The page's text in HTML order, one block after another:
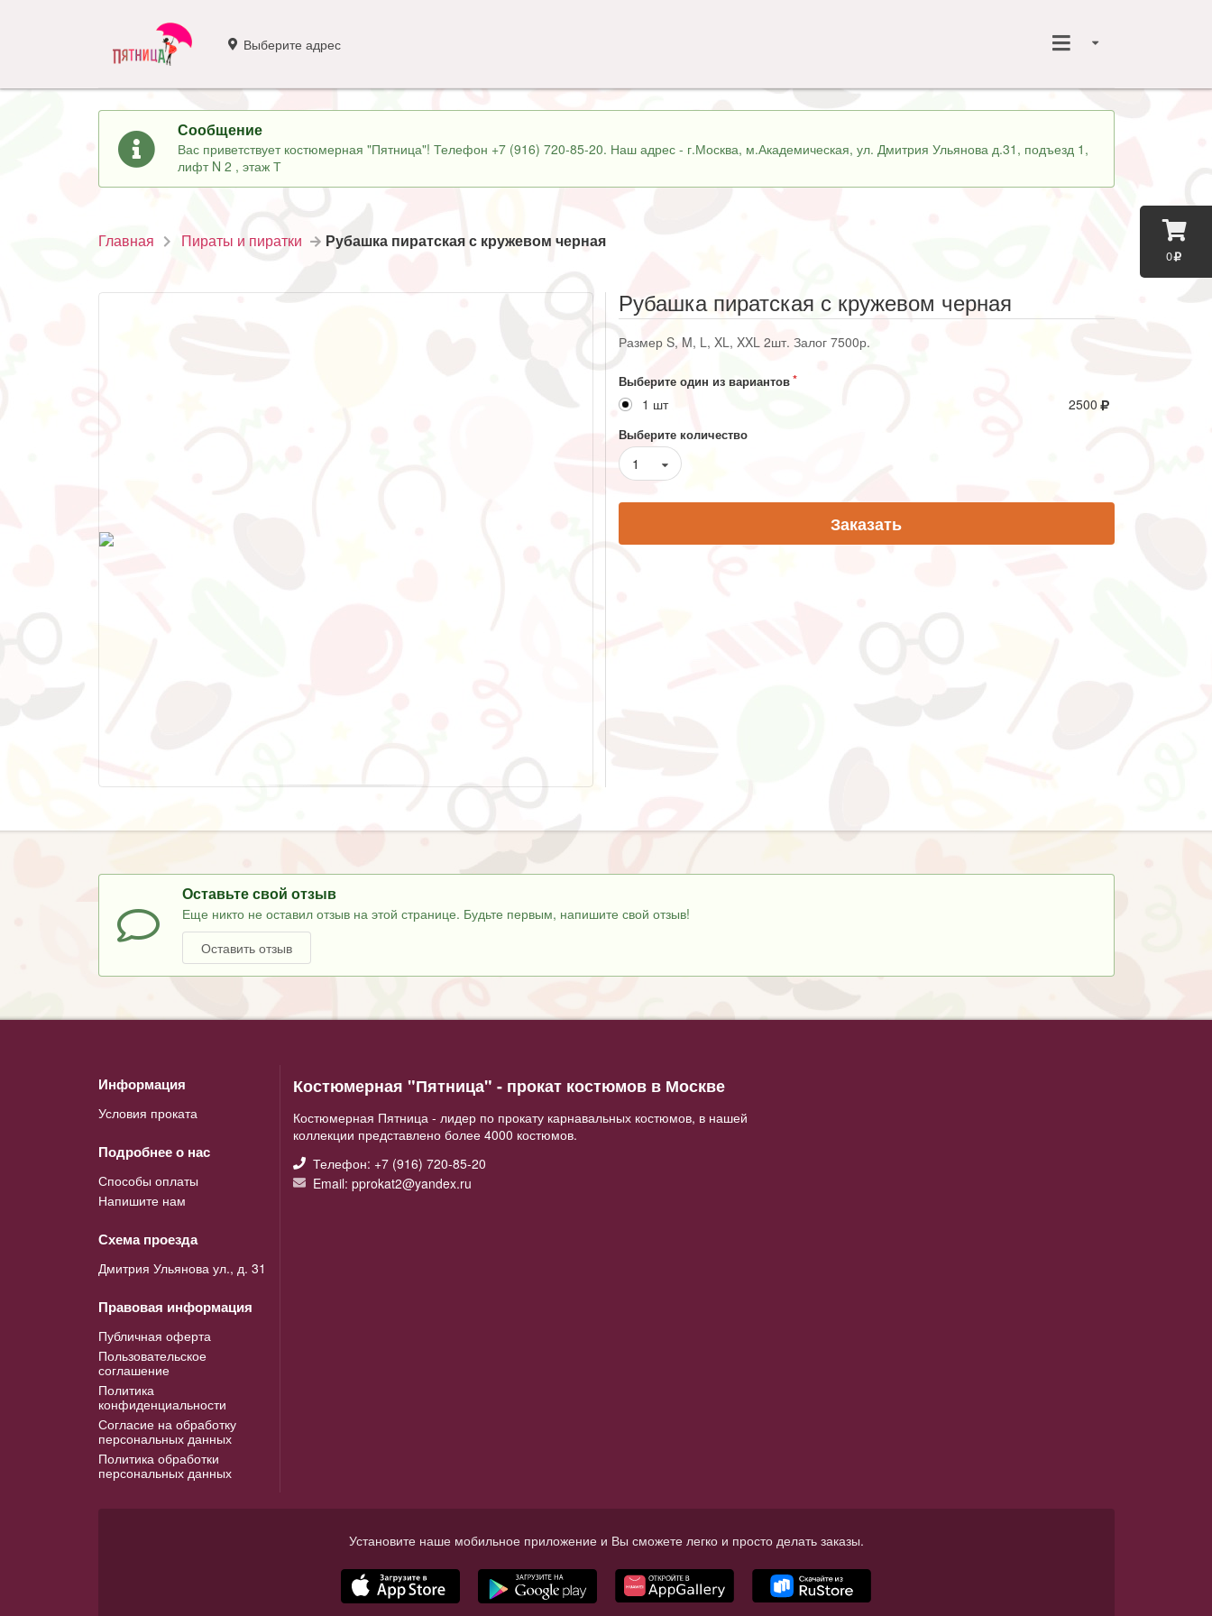
0
Выберите адрес
Сообщение
Вас приветствует костюмерная "Пятница"! Телефон +7 (916) 720-85-20. Наш адрес - г.Москва, м.Академическая, ул. Дмитрия Ульянова д.31, подъезд 1,
лифт N 2 , этаж Т
Главная Пираты и пиратки Рубашка пиратская с кружевом черная
Рубашка пиратская с кружевом черная
Размер S, M, L, XL, XXL 2шт. Залог 7500р.
Выберите один из вариантов
1 шт 2500
Выберите количество
1
Заказать
Оставьте свой отзыв
Еще никто не оставил отзыв на этой странице. Будьте первым, напишите свой отзыв!
Оставить отзыв
Информация
Условия проката
Подробнее о нас
Способы оплаты
Напишите нам
Схема проезда
Дмитрия Ульянова ул., д. 31
Правовая информация
Публичная оферта
Пользовательское
соглашение
Политика
конфиденциальности
Согласие на обработку
персональных данных
Политика обработки
персональных данных
Костюмерная "Пятница" - прокат костюмов в Москве
Костюмерная Пятница - лидер по прокату карнавальных костюмов, в нашей
коллекции представлено более 4000 костюмов.
Телефон: +7 (916) 720-85-20
Email: pprokat2@yandex.ru
Установите наше мобильное приложение и Вы сможете легко и просто делать заказы.